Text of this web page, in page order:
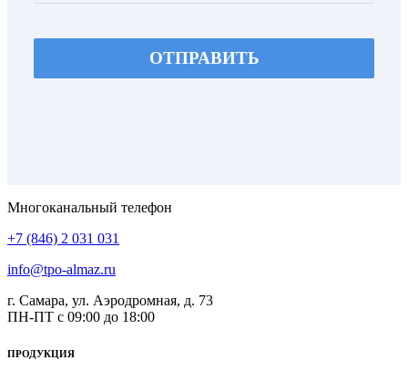
ОТПРАВИТЬ
Многоканальный телефон
+7 (846) 2 031 031
info@tpo-almaz.ru
г. Самара, ул. Аэродромная, д. 73
ПН-ПТ с 09:00 до 18:00
ПРОДУКЦИЯ